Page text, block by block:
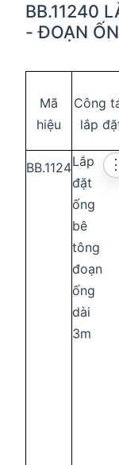
BB.11240
- ĐOẠN
Mã
hiệu
Công
lắp
BB.1124Lắp
đặt
ống
bê
tông
đoạn
ống
dài
3m
⋮